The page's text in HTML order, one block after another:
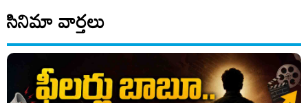
సినిమా వార్తలు